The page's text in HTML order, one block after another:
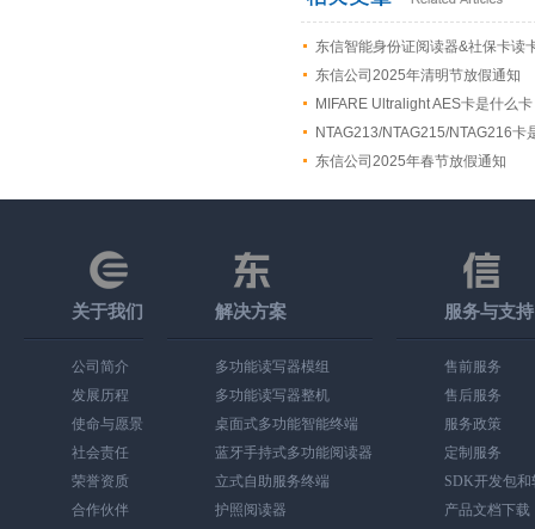
东信智能身份证阅读器&社保卡读
东信公司2025年清明节放假通知
MIFARE Ultralight AES卡是什么
NTAG213/NTAG215/NTAG216卡
东信公司2025年春节放假通知
关于我们
公司简介
发展历程
使命与愿景
社会责任
荣誉资质
合作伙伴
解决方案
多功能读写器模组
多功能读写器整机
桌面式多功能智能终端
蓝牙手持式多功能阅读器
立式自助服务终端
护照阅读器
服务与支持
售前服务
售后服务
服务政策
定制服务
SDK开发包
产品文档下载